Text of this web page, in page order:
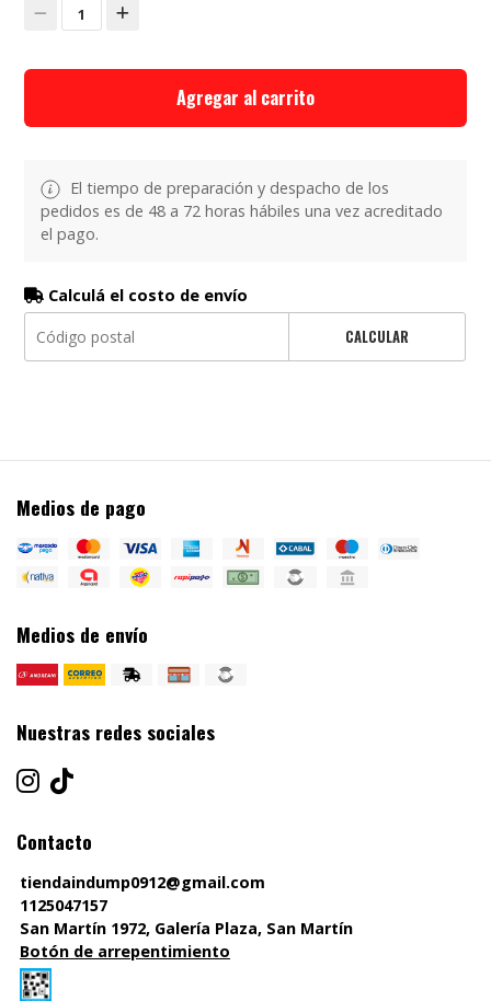
1
Agregar al carrito
El tiempo de preparación y despacho de los
pedidos es de 48 a 72 horas hábiles una vez acreditado
el pago.
Calculá el costo de envío
CALCULAR
Medios de pago
Medios de envío
Nuestras redes sociales
Contacto
tiendaindump0912@gmail.com
1125047157
San Martín 1972, Galería Plaza, San Martín
Botón de arrepentimiento